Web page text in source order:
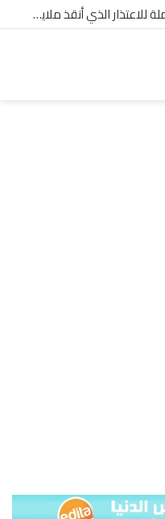
شركة “Scope Developments” تعلن تولي أحمد كمال عيسى منصب الرئيس التنفيذي للقطاع التجاري